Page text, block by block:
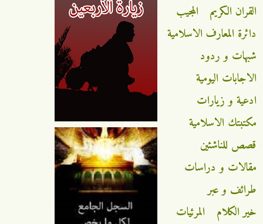
القران الكريم
المجيب
دائرة المعارف الاسلامية
شبهات و ردود
الاجابات اليومية
ادعية و زيارات
مكتبتك الاسلامية
قصص للناشئين
مقالات و دراسات
طرائف و عبر
خير الكلام
المرئيات